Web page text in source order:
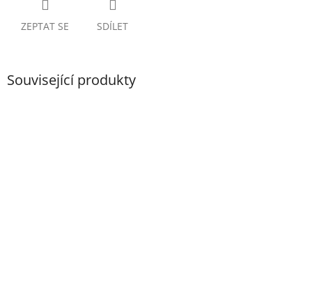
ZEPTAT SE SDÍLET
Související produkty